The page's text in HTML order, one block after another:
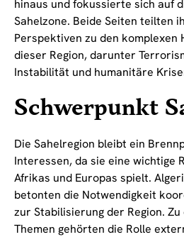
hinaus und fokussierte sich auf
Sahelzone. Beide Seiten teilten
Perspektiven zu den komplexen
dieser Region, darunter
Instabilität und humanitäre
Schwerpunkt
Die Sahelregion bleibt ein
Interessen, da sie eine wichtige
Afrikas und Europas spielt.
betonten die Notwendigkeit
zur Stabilisierung der Region.
Themen gehörten die Rolle